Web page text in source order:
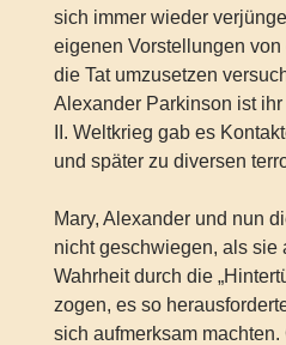
sich immer wieder
eigenen Vorstellungen
die Tat umzusetzen
Alexander Parkinson ist
II. Weltkrieg gab es
und später zu diversen
Mary, Alexander und nun
nicht geschwiegen, als sie
Wahrheit durch die
zogen, es so
sich aufmerksam machten.